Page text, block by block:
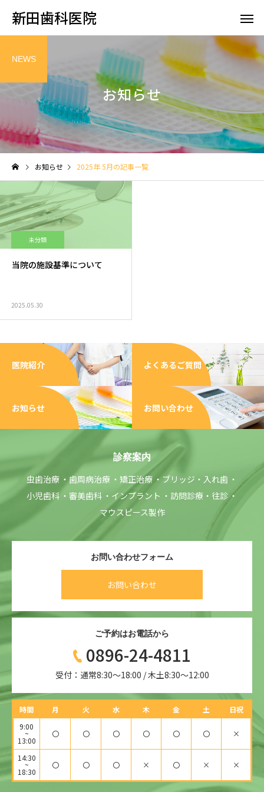
新田歯科医院
虫歯治療 歯周病治
小児歯科
お知らせ
NEWS
お知らせ 2025年 5月の記事一覧
未分類
当院の施設基準について
2025.05.30
医院紹介 よくあるご質問
お知らせ お問い合わせ
診察案内
虫歯治療 歯周病治療 矯正治療
ブリッジ・入れ歯
小児歯科
審美歯科 インプラント
訪問診療・往診
マウスピース製作
お問い合わせフォーム
お問い合わせ
ご予約はお電話から
0896-24-4811
受付：通常8:30〜18:00 / 木土8:30〜12:00
時間 月 火 水 木 金 土
日祝
9:00
~
13:00
〇 〇 〇 〇 〇 〇 ×
14:30
~
18:30
〇 〇 〇 × 〇 × ×